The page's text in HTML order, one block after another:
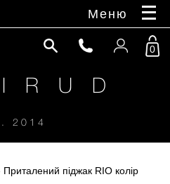
Меню
R U D
2014
0
Приталений піджак RIO колір